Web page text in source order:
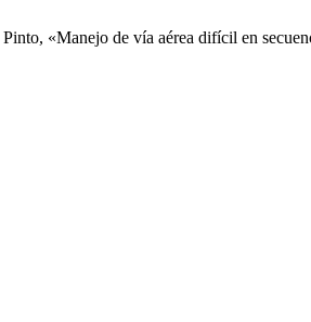
«Manejo de vía aérea difícil en